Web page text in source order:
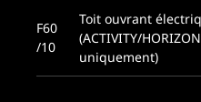
F60
/10
Toit ouvrant
(ACTIVITY/HORIZON
uniquement)